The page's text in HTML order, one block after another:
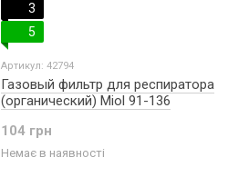
3
5
Артикул: 42794
Газовый фильтр для респиратора
(органический) Miol 91-136
104 грн
Немає в наявності